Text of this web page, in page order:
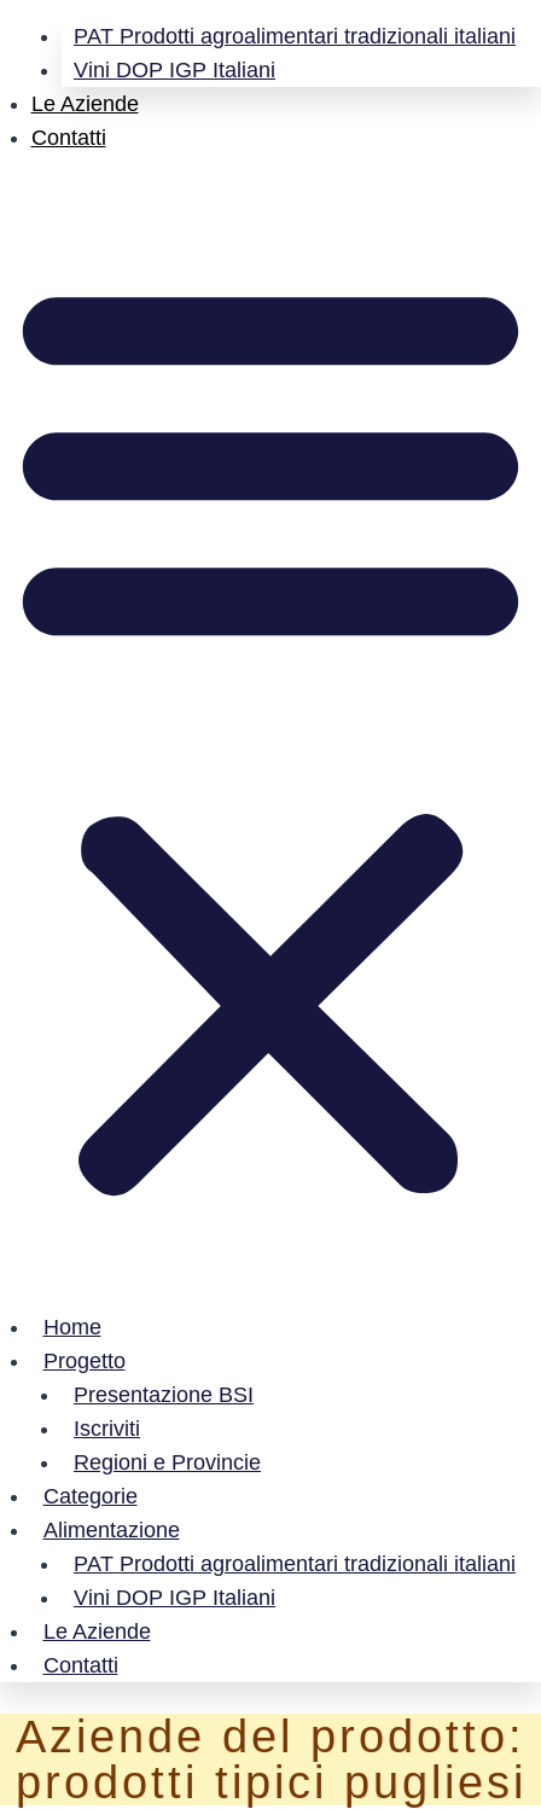
PAT Prodotti agroalimentari tradizionali italiani
Vini DOP IGP Italiani
Le Aziende
Contatti
Home
Progetto
Presentazione BSI
Iscriviti
Regioni e Provincie
Categorie
Alimentazione
PAT Prodotti agroalimentari tradizionali italiani
Vini DOP IGP Italiani
Le Aziende
Contatti
Aziende del prodotto:
prodotti tipici pugliesi